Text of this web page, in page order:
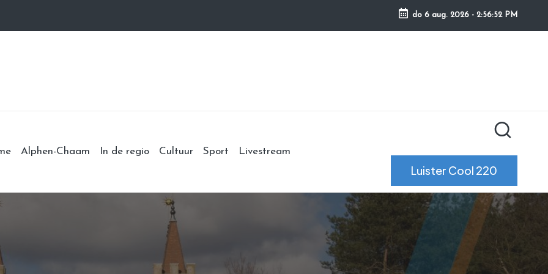
do 6 aug. 2026 - 2:56:53 PM
Alphen-Chaam In de regio Cultuur Sport Livestream
Luister Cool 220